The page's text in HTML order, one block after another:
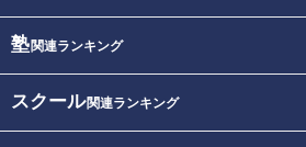
塾関連ランキング
スクール関連ランキング